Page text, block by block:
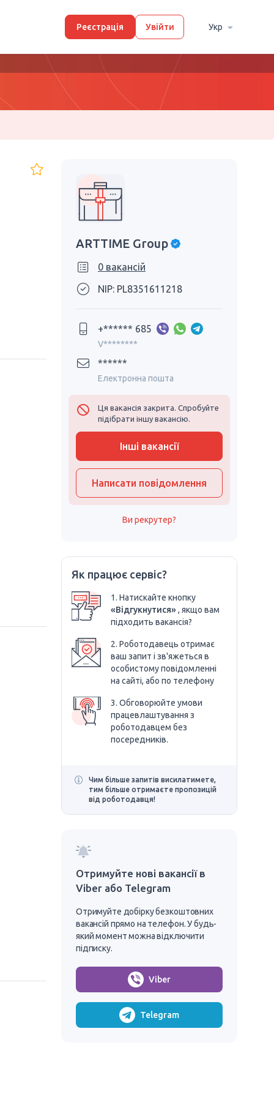
Реєстрація Увійти Укр
ARTTIME Group
0 вакансій
NIP: PL8351611218
+****** 685
V********
******
Електронна пошта
Ця вакансія закрита. Спробуйте
підібрати іншу вакансію.
Інші вакансії
Написати повідомлення
Ви рекрутер?
Як працює сервіс?
1. Натискайте кнопку
«Відгукнутися», якщо вам
підходить вакансія?
2. Роботодавець отримає
ваш запит і зв'яжеться в
особистому повідомленні
на сайті, або по телефону
3. Обговорюйте умови
працевлаштування з
роботодавцем без
посередників.
Чим більше запитів висилатимете,
тим більше отримаєте пропозицій
від роботодавця!
Отримуйте нові вакансії в
Viber або Telegram
Отримуйте добірку безкоштовних
вакансій прямо на телефон. У будь-
який момент можна відключити
підписку.
Viber
Telegram